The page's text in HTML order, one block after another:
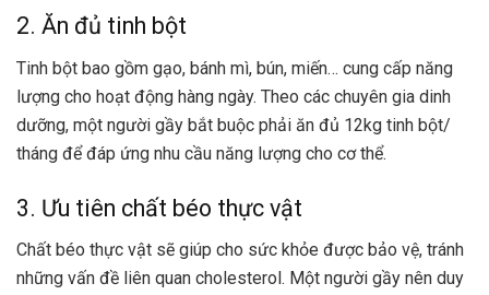
2. Ăn đủ tinh bột
Tinh bột bao gồm gạo, bánh mì, bún, miến… cung cấp năng
lượng cho hoạt động hàng ngày. Theo các chuyên gia dinh
dưỡng, một người gầy bắt buộc phải ăn đủ 12kg tinh bột/
tháng để đáp ứng nhu cầu năng lượng cho cơ thể.
3. Ưu tiên chất béo thực vật
Chất béo thực vật sẽ giúp cho sức khỏe được bảo vệ, tránh
những vấn đề liên quan cholesterol. Một người gầy nên duy